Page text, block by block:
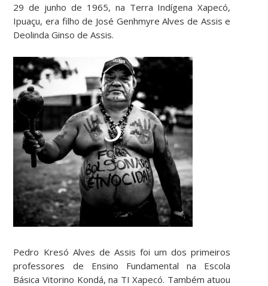
29 de junho de 1965, na Terra Indígena Xapecó,
Ipuaçu, era filho de José Genhmyre Alves de Assis e
Deolinda Ginso de Assis.
Pedro Kresó Alves de Assis foi um dos primeiros
professores de Ensino Fundamental na Escola
Básica Vitorino Kondá, na TI Xapecó. Também atuou